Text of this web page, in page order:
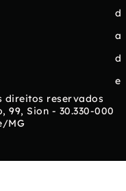
d
a
d
e
direitos reservados
99, Sion - 30.330-000
MG